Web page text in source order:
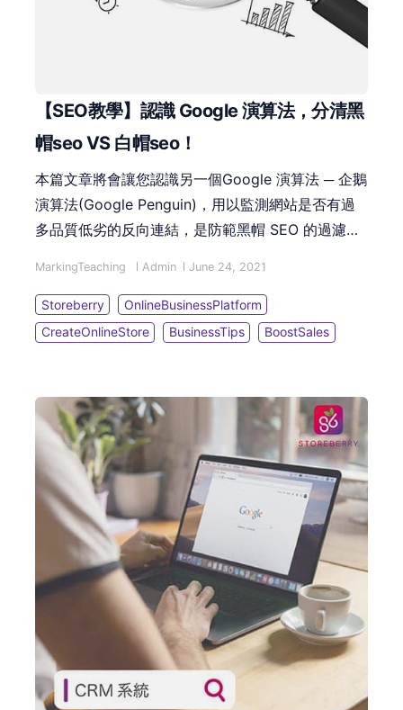
【SEO教學】認識 Google 演算法，分清黑
帽seo VS 白帽seo！
本篇文章將會讓您認識另一個Google 演算法 ─ 企鵝
演算法(Google Penguin)，用以監測網站是否有過
多品質低劣的反向連結，是防範黑帽 SEO 的過濾機
兩者間的差異及後果嚴重性。
MarkingTeaching Admin June 24, 2021
Storeberry
OnlineBusinessPlatform
CreateOnlineStore
BusinessTips BoostSales